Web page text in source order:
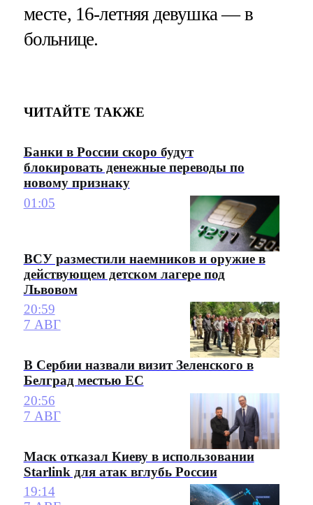
месте, 16-летняя девушка — в
больнице.
ЧИТАЙТЕ ТАКЖЕ
Банки в России скоро будут
блокировать денежные переводы по
новому признаку
01:05
ВСУ разместили наемников и оружие в
действующем детском лагере под
Львовом
20:59
7 АВГ
В Сербии назвали визит Зеленского в
Белград местью ЕС
20:56
7 АВГ
Маск отказал Киеву в использовании
Starlink для атак вглубь России
19:14